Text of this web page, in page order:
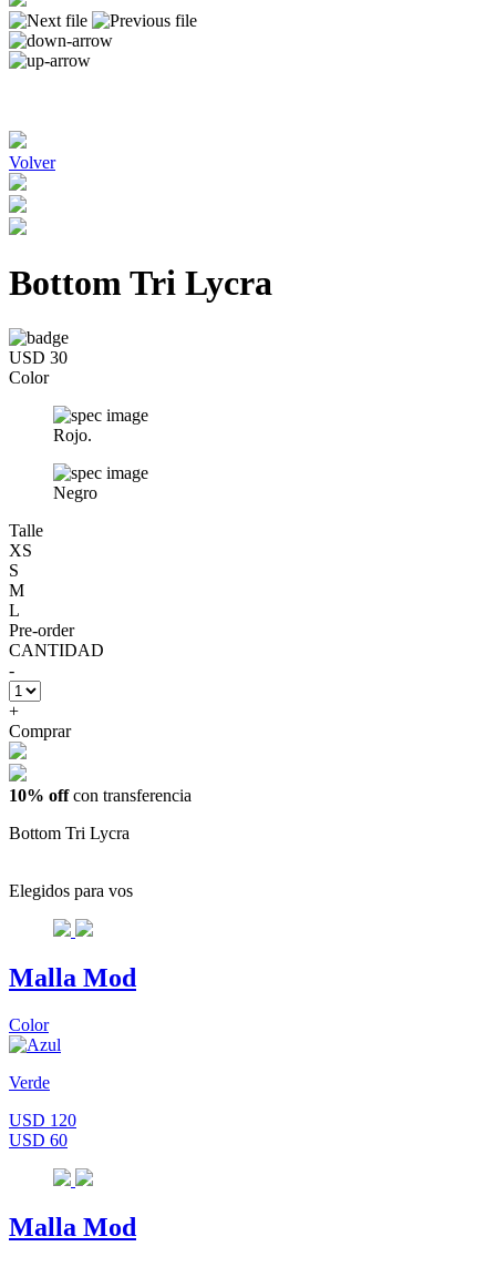
Volver
Bottom Tri Lycra
USD 30
Color
Rojo.
Negro
Talle
XS
S
M
L
Pre-order
CANTIDAD
-
+
Comprar
10% offcon transferencia
Bottom Tri Lycra
Elegidos para vos
Malla Mod
Color
Verde
USD 120
USD 60
Malla Mod